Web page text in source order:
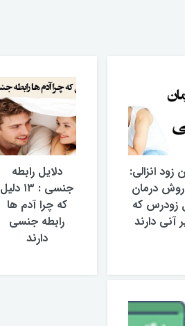
زود انزالی:
۳۵ روش درمان
زودرس که
آنی دارند
دلایل رابطه
جنسی : ۱۳ دلیل
که چرا آدم ‌ها
رابطه جنسی
دارند